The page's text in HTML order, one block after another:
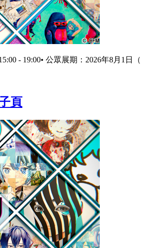
- 19:00• 公眾展期：2026年8月1日
頁